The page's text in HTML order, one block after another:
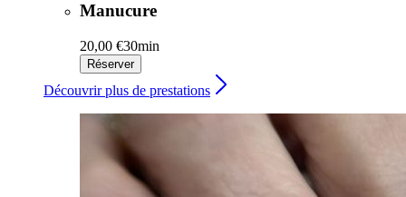
Manucure
20,00 €30min
Réserver
Découvrir plus de prestations